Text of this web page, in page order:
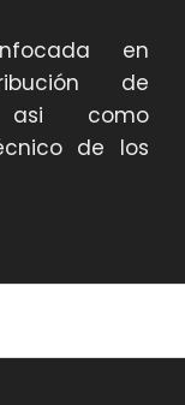
en
de
asi como
de los